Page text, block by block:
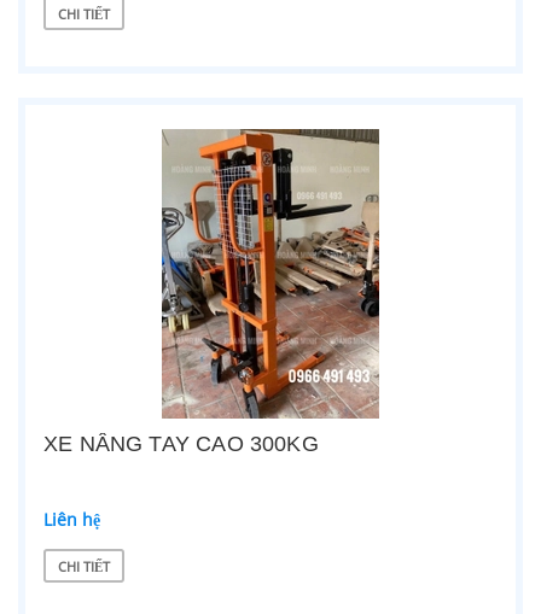
CHI TIẾT
XE NÂNG TAY CAO 300KG
Liên hệ
CHI TIẾT